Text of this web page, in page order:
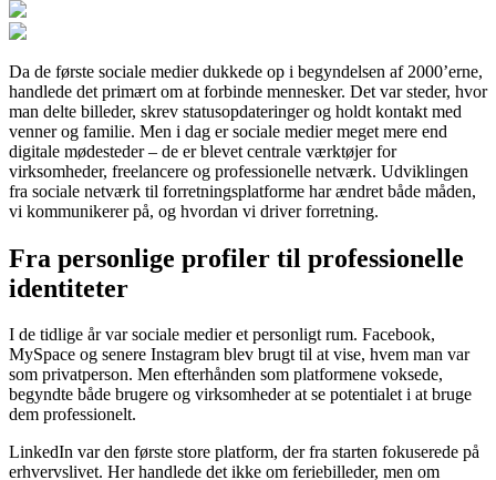
Da de første sociale medier dukkede op i begyndelsen af 2000’erne,
handlede det primært om at forbinde mennesker. Det var steder, hvor
man delte billeder, skrev statusopdateringer og holdt kontakt med
venner og familie. Men i dag er sociale medier meget mere end
digitale mødested­er – de er blevet centrale værktøjer for
virksomheder, freelancere og professionelle netværk. Udviklingen
fra sociale netværk til forretningsplatforme har ændret både måden,
vi kommunikerer på, og hvordan vi driver forretning.
Fra personlige profiler til professionelle
identiteter
I de tidlige år var sociale medier et personligt rum. Facebook,
MySpace og senere Instagram blev brugt til at vise, hvem man var
som privatperson. Men efterhånden som platformene voksede,
begyndte både brugere og virksomheder at se potentialet i at bruge
dem professionelt.
LinkedIn var den første store platform, der fra starten fokuserede på
erhvervslivet. Her handlede det ikke om feriebilleder, men om